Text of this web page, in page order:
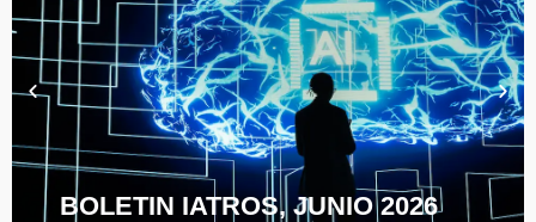
BOLETIN IATROS, JUNIO 2026